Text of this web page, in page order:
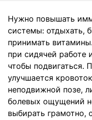
Нужно повышать
системы: отдыхать,
принимать
при сидячей работе
чтобы подвигаться.
улучшается
неподвижной позе,
болевых ощущений
выбирать грамотно,